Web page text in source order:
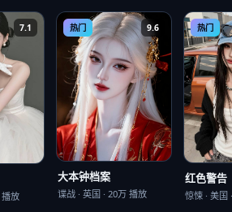
7.1
播放
热门 9.6
大本钟档案
谍战 · 英国 · 20万 播放
热门
红色警告
惊悚· 美国 ·